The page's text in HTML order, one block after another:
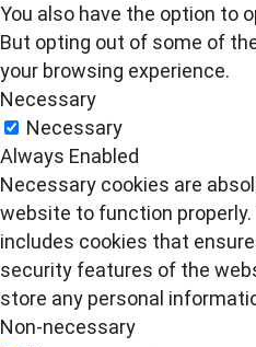
You also have the option to
But opting out of some of
your browsing experience.
Necessary
Necessary
Always Enabled
Necessary cookies are
website to function
includes cookies that
security features of the
store any personal
Non-necessary